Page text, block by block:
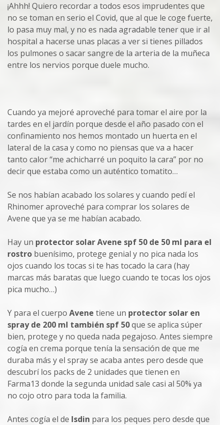
¡Ahhh! Quiero recordar a todos esos imprudentes que
no se toman en serio el Covid, que al que le coge fuerte,
lo pasa muy mal, y no es nada agradable tener que ir al
hospital a hacerse unas placas a ver si tienes pillados
los pulmones o sacar sangre de la arteria de la muñeca
entre los nervios porque duele mucho.
Cuando ya mejoré aproveché para tomar el aire por la
tardes en el jardín porque desde el año pasado con el
confinamiento nos hemos montado un huerta en el
lateral de la casa y como no piensas que va a hacer
tanto calor “me achicharré un poquito la cara” por no
decir que estaba como un auténtico tomatito…
Se nos habían acabado los solares y cuando pedí el
Rhinomer aproveché para comprar los solares de
Avene que ya se me habían acabado.
Hay un protector solar Avene spf 50 de 50 ml para el
rostro buenísimo, protege genial y no pica nada los
ojos cuando los tocas si te has tocado la cara (hay
marcas más baratas que luego cuando te tocas los ojos
pica mucho…)
Y para el cuerpo Avene tiene un protector solar en
spray de 200 ml también spf 50que se aplica súper
bien, protege y no queda nada pegajoso. Antes siempre
cogía en crema porque tenía la sensación de que me
duraba más y el spray se acaba antes pero desde que
descubrí los packs de 2 unidades que tienen en
Farma13 donde la segunda unidad sale casi al 50% ya
no cojo otro para toda la familia.
Antes cogía el de Isdin para los peques pero desde que